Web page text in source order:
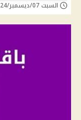
السبت 07/ديسمبر/2024 - 09:00 م